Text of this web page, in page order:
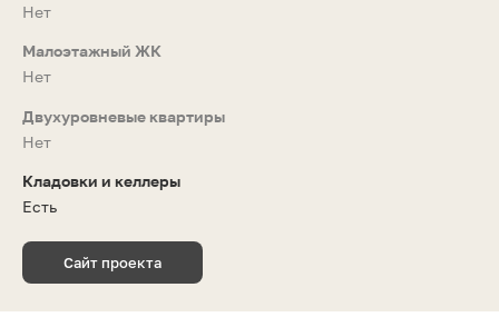
Нет
Малоэтажный ЖК
Нет
Двухуровневые квартиры
Нет
Кладовки и келлеры
Есть
Сайт проекта